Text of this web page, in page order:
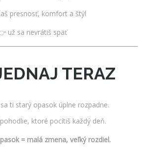
presnosť, komfort a štýl
už sa nevrátiš späť
TERAZ
ti starý opasok úplne rozpadne.
ktoré pocítiš každý deň.
= malá zmena, veľký rozdiel.